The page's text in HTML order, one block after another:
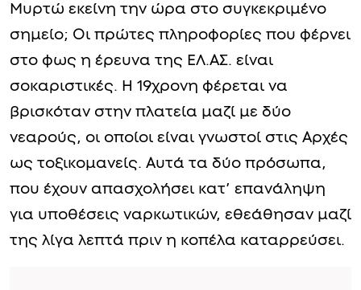
Μυρτώ εκείνη την ώρα στο συγκεκριμένο
σημείο; Οι πρώτες πληροφορίες που φέρνει
στο φως η έρευνα της ΕΛ.ΑΣ. είναι
σοκαριστικές. Η 19χρονη φέρεται να
βρισκόταν στην πλατεία μαζί με δύο
νεαρούς, οι οποίοι είναι γνωστοί στις Αρχές
ως τοξικομανείς. Αυτά τα δύο πρόσωπα,
που έχουν απασχολήσει κατ’ επανάληψη
για υποθέσεις ναρκωτικών, εθεάθησαν μαζί
της λίγα λεπτά πριν η κοπέλα καταρρεύσει.